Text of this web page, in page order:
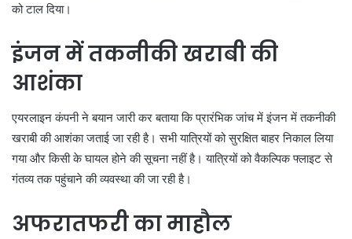
को टाल दिया।
इंजन में तकनीकी खराबी की
आशंका
एयरलाइन कंपनी ने बयान जारी कर बताया कि प्रारंभिक जांच में इंजन में तकनीकी
खराबी की आशंका जताई जा रही है। सभी यात्रियों को सुरक्षित बाहर निकाल लिया
गया और किसी के घायल होने की सूचना नहीं है। यात्रियों को वैकल्पिक फ्लाइट से
गंतव्य तक पहुंचाने की व्यवस्था की जा रही है।
अफरातफरी का माहौल